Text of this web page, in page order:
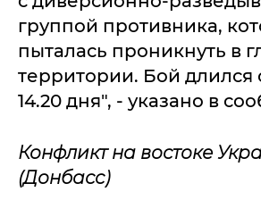
группой противника,
пыталась проникнуть в
территории. Бой длился
14.20 дня", - указано в
Конфликт на востоке
(Донбасс)